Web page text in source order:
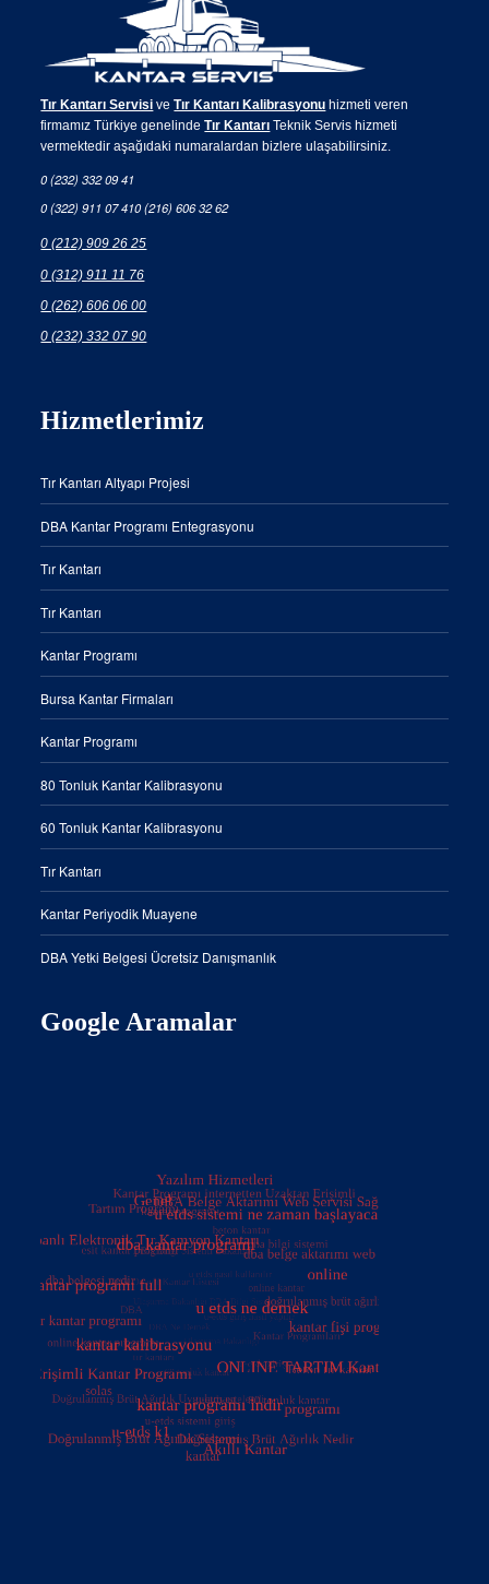
Tır Kantarı Servisi veTır Kantarı Kalibrasyonu hizmeti veren
firmamız Türkiye genelindeTır Kantarı Teknik Servis hizmeti
vermektedir aşağıdaki numaralardan bizlere ulaşabilirsiniz.
0 (232) 332 09 41
0 (322) 911 07 410 (216) 606 32 62
0 (212) 909 26 25
0 (312) 911 11 76
0 (262) 606 06 00
0 (232) 332 07 90
Hizmetlerimiz
Tır Kantarı Altyapı Projesi
DBA Kantar Programı Entegrasyonu
Tır Kantarı
Tır Kantarı
Kantar Programı
Bursa Kantar Firmaları
Kantar Programı
80 Tonluk Kantar Kalibrasyonu
60 Tonluk Kantar Kalibrasyonu
Tır Kantarı
Kantar Periyodik Muayene
DBA Yetki Belgesi Ücretsiz Danışmanlık
Google Aramalar